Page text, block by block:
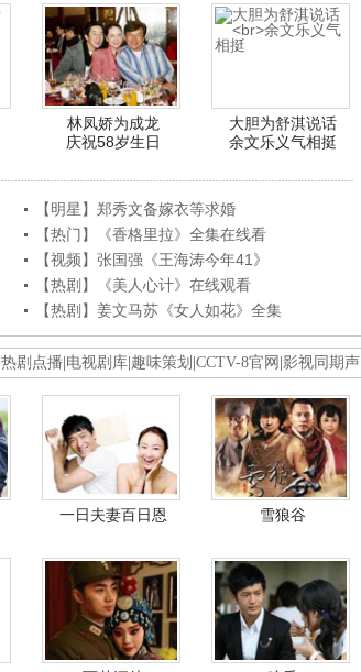
林凤娇为成龙
庆祝58岁生日
大胆为舒淇说话
余文乐义气相挺
【明星】郑秀文备嫁衣等求婚
【热门】《香格里拉》全集在线看
【视频】张国强《王海涛今年41》
【热剧】《美人心计》在线观看
【热剧】姜文马苏《女人如花》全集
热剧点播 电视剧库 趣味策划 CCTV-8官网 影视同期声
一日夫妻百日恩 雪狼谷